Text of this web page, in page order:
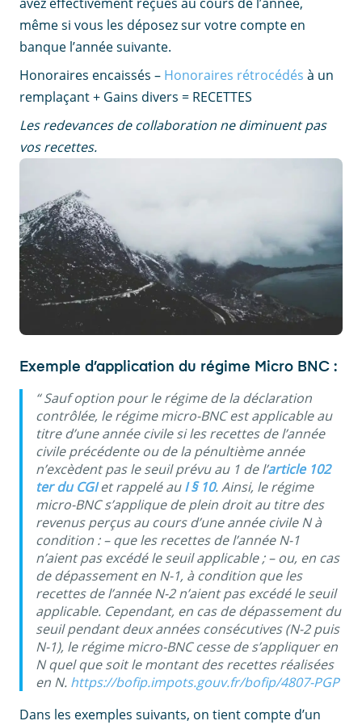
même si vous les déposez sur votre compte en
banque l’année suivante.
Honoraires encaissés – Honoraires rétrocédés à un
remplaçant + Gains divers = RECETTES
Les redevances de collaboration ne diminuent pas
vos recettes.
Exemple d’application du régime Micro BNC :
“ Sauf option pour le régime de la déclaration
contrôlée, le régime micro-BNC est applicable au
titre d’une année civile si les recettes de l’année
civile précédente ou de la pénultième année
n’excèdent pas le seuil prévu au 1 de l’article 102
ter du CGIet rappelé auI § 10. Ainsi, le régime
micro-BNC s’applique de plein droit au titre des
revenus perçus au cours d’une année civile N à
condition : – que les recettes de l’année N-1
n’aient pas excédé le seuil applicable ; – ou, en cas
de dépassement en N-1, à condition que les
recettes de l’année N-2 n’aient pas excédé le seuil
applicable. Cependant, en cas de dépassement du
seuil pendant deux années consécutives (N-2 puis
N-1), le régime micro-BNC cesse de s’appliquer en
N quel que soit le montant des recettes réalisées
en N. https://bofip.impots.gouv.fr/bofip/4807-PGP
Dans les exemples suivants, on tient compte d’un